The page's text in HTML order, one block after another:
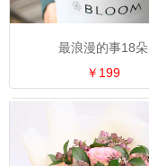
最浪漫的事18朵
￥199